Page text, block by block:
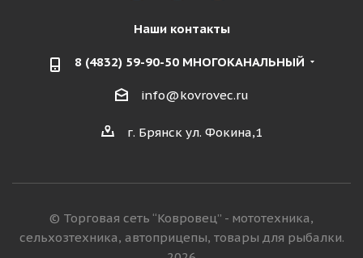
Наши контакты
8 (4832) 59-90-50 МНОГОКАНАЛЬНЫЙ
info@kovrovec.ru
г. Брянск ул. Фокина,1
© Торговая сеть “Ковровец” - мототехника,
сельхозтехника, автоприцепы, товары для рыбалки.